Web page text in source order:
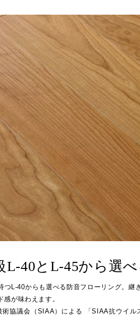
・マンション二重床用
ン直貼り用（L-45,L-40）
ム用（上貼り）フローリン
フローリング for Dog
から選ぶ
ライブナチュラルプレミアム
ライブナチュラル
アリスα
アネックス
ー
チュラル
フローリング
発拠点
品開発の歴史
りへの取り組み
(
ウンロード
やプレゼンテーションに使える各種データ
徴画像
リピート)画像
施
施
SHOWROOM
INFO
SUPPORT
ーサイト for Professional
ォームお悩み解決サイト
研究所
L-40とL-45から選
つL-40からも選べる防音フローリング。
感が味わえます。
術協議会（SIAA）による 「SIAA抗ウイ